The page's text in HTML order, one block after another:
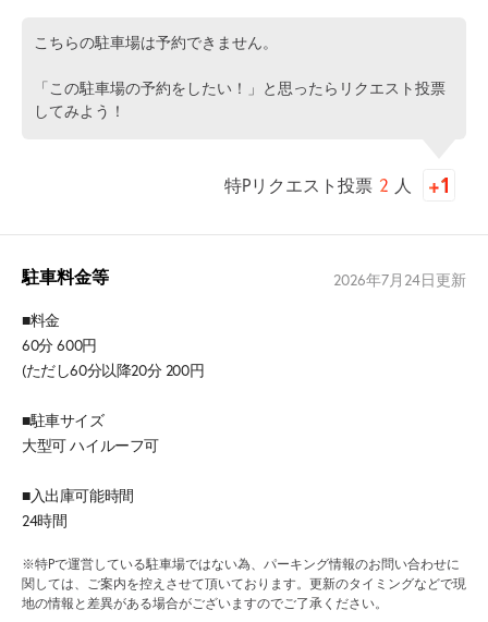
こちらの駐車場は予約できません。
「この駐車場の予約をしたい！」と思ったらリクエスト投票
してみよう！
特Pリクエスト投票 2 人
駐車料金等 2026年7月24日更新
■料金
60分 600円
(ただし60分以降20分 200円
■駐車サイズ
大型可 ハイルーフ可
■入出庫可能時間
24時間
※特Pで運営している駐車場ではない為、パーキング情報のお問い合わせに
関しては、ご案内を控えさせて頂いております。更新のタイミングなどで現
地の情報と差異がある場合がございますのでご了承ください。